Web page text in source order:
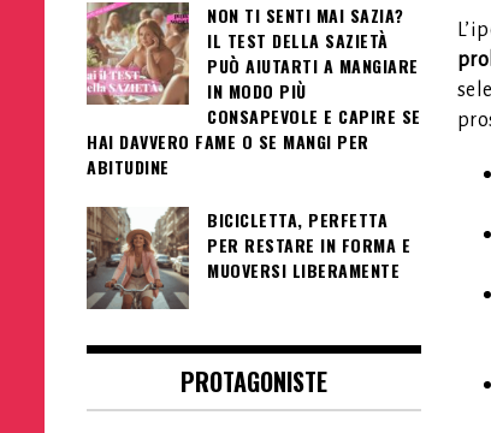
NON TI SENTI MAI SAZIA?
IL TEST DELLA SAZIETÀ
PUÒ AIUTARTI A MANGIARE
IN MODO PIÙ
CONSAPEVOLE E CAPIRE SE
HAI DAVVERO FAME O SE MANGI PER
ABITUDINE
BICICLETTA, PERFETTA
PER RESTARE IN FORMA E
MUOVERSI LIBERAMENTE
PROTAGONISTE